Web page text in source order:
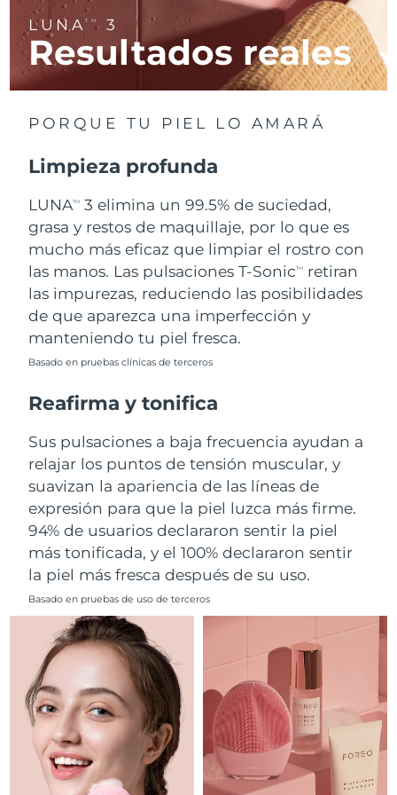
LUNATM 3
Resultados reales
PORQUE TU PIEL LO AMARÁ
Limpieza profunda
LUNATM
3 elimina un 99.5% de suciedad,
grasa y restos de maquillaje, por lo que es
mucho más eficaz que limpiar el rostro con
las manos. Las pulsaciones T-SonicTM
retiran
las impurezas, reduciendo las posibilidades
de que aparezca una imperfección y
manteniendo tu piel fresca.
Basado en pruebas clínicas de terceros
Reafirma y tonifica
Sus pulsaciones a baja frecuencia ayudan a
relajar los puntos de tensión muscular, y
suavizan la apariencia de las líneas de
expresión para que la piel luzca más firme.
94% de usuarios declararon sentir la piel
más tonificada, y el 100% declararon sentir
la piel más fresca después de su uso.
Basado en pruebas de uso de terceros
RAE de Macao
(China)
Entrega prevista8/10/26
Mónaco Entrega prevista 8/9/26
Países Bajos Entrega prevista8/8/26
Nueva Zelanda Entrega prevista
Omán
Filipinas Entrega prevista8/11/26
Polonia Entrega prevista 8/9/26
Portugal Entrega prevista8/8/26
Puerto Rico Entrega prevista8/10/26
Catar
Reunión Entrega prevista
Rumanía Entrega prevista
Rusia Entrega prevista 8/16/26
Arabia Saudí Entrega prevista8/9/26